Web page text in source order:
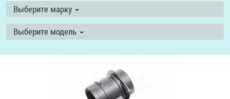
Выберите марку
Выберите модель